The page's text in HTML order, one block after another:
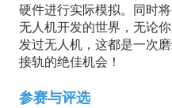
硬件进行实际模拟。同时
无人机开发的世界，无论
发过无人机，这都是一次
接轨的绝佳机会！
参赛与评选